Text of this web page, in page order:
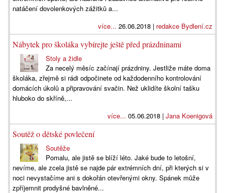
natáčení dovolenkových zážitků a...
více... 26.06.2018 | redakce Bydlení.cz
Nábytek pro školáka vybírejte ještě před prázdninami
Stoly a židle
Za necelý měsíc začínají prázdniny. Jestliže máte doma
školáka, zřejmě si rádi odpočinete od každodenního kontrolování
domácích úkolů a připravování svačin. Než uklidíte školní tašku
hluboko do skříně,...
více... 05.06.2018 | Jana Koenigová
Soutěž o dětské povlečení
Soutěže
Pomalu, ale jistě se blíží léto. Jaké bude to letošní,
nevíme, ale zcela jistě se najde pár extrémních dní, při kterých si v
noci nevystačíme ani s dokořán otevřenými okny. Spánek může
zpříjemnit prodyšné bavlněné...